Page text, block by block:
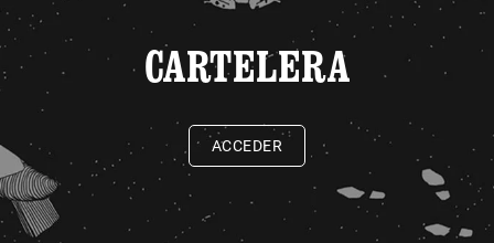
CARTELERA
ACCEDER